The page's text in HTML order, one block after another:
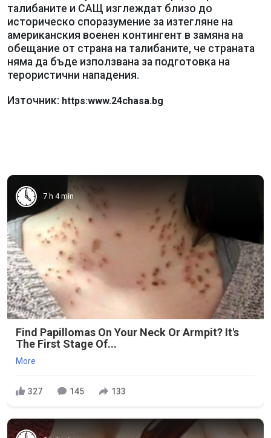
талибаните и САЩ изглеждат близо до
историческо споразумение за изтегляне на
американския военен контингент в замяна на
обещание от страна на талибаните, че страната
няма да бъде използвана за подготовка на
терористични нападения.
Източник: https:www.24chasa.bg
7 h 4 min
Find Papillomas On Your Neck Or Armpit? It's
The First Stage Of...
More
327 145 133